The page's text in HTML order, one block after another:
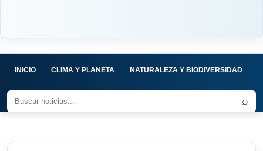
INICIO CLIMA Y PLANETA NATURALEZA Y BIODIVERSIDAD
⌕